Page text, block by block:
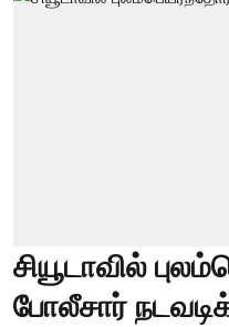
சியூடாவில்
போலீசார்